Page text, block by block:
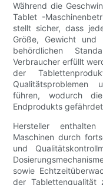
Während die
Tablet -
stellt sicher, dass
Größe, Gewicht und
behördlichen
Verbraucher erfüllt
der
Qualitätsproblemen
führen, wodurch
Endprodukts
Hersteller
Maschinen durch
und
sowie
der Tablettenqualität